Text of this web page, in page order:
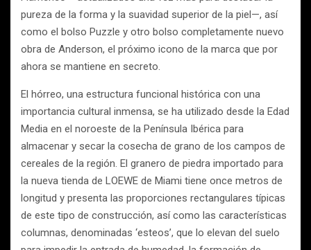
pureza de la forma y la suavidad superior de la piel—, así
como el bolso Puzzle y otro bolso completamente nuevo
obra de Anderson, el próximo icono de la marca que por
ahora se mantiene en secreto.
El hórreo, una estructura funcional histórica con una
importancia cultural inmensa, se ha utilizado desde la Edad
Media en el noroeste de la Península Ibérica para
almacenar y secar la cosecha de grano de los campos de
cereales de la región. El granero de piedra importado para
la nueva tienda de LOEWE de Miami tiene once metros de
longitud y presenta las proporciones rectangulares típicas
de este tipo de construcción, así como las características
columnas, denominadas ‘esteos’, que lo elevan del suelo